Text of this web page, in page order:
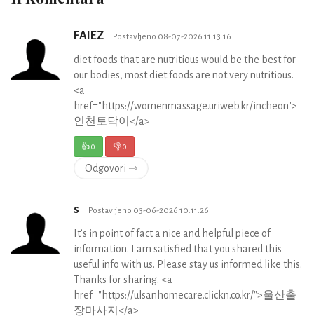
FAIEZ Postavljeno 08-07-2026 11:13:16
diet foods that are nutritious would be the best for
our bodies, most diet foods are not very nutritious.
<a
href="https://womenmassage.uriweb.kr/incheon">
인천토닥이</a>
👍0 👎0
Odgovori ⇾
s Postavljeno 03-06-2026 10:11:26
It’s in point of fact a nice and helpful piece of
information. I am satisfied that you shared this
useful info with us. Please stay us informed like this.
Thanks for sharing. <a
href="https://ulsanhomecare.clickn.co.kr/">울산출
장마사지</a>